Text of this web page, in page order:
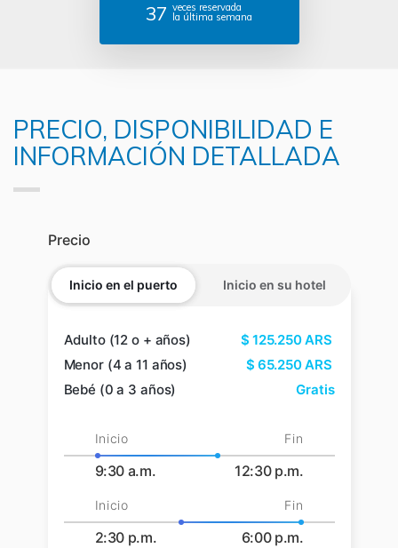
37 veces reservada
la última semana
PRECIO, DISPONIBILIDAD E
INFORMACIÓN DETALLADA
Precio
Inicio en el puerto Inicio en su hotel
Adulto (12 o + años) $ 125.250ARS
Menor (4 a 11 años)
$ 65.250ARS
Bebé (0 a 3 años)
Gratis
Inicio Fin
9:30 a.m. 12:30 p.m.
Inicio Fin
2:30 p.m. 6:00 p.m.